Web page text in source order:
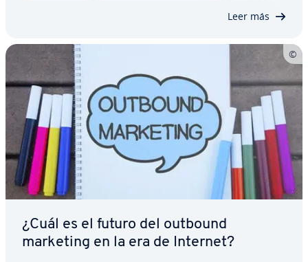
Leer más
¿Cuál es el futuro del outbound
marketing en la era de Internet?